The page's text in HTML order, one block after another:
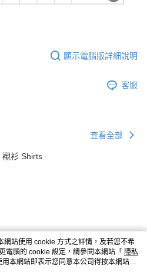
顯示電腦版詳細說明
客服
查看全部
襯衫 Shirts
網站使用 cookie 方式之詳情，及若您不希
電腦的 cookie 設定，請參閱本網站「 隱私
本網站即表示您同意本公司得按本網站使